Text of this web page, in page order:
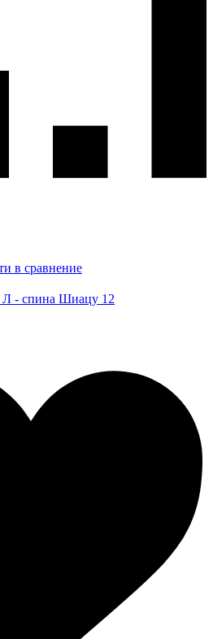
в сравнение
- спина Шиацу 12